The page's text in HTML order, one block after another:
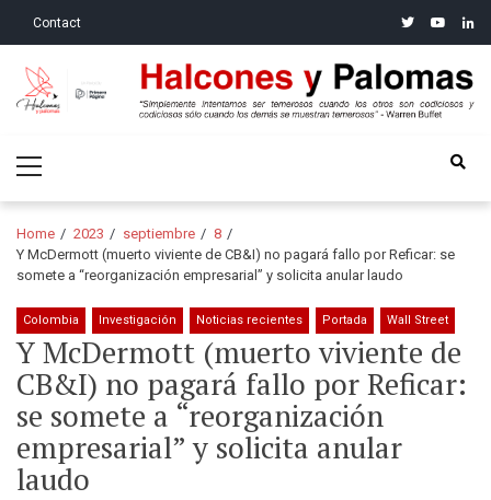
Contact twitteryoutube
Halcones y Palomas
Menu
Home 2023 septiembre
8
Y McDermott (muerto viviente de CB&I) no pagará fallo por Reficar: se
somete a “reorganización empresarial” y solicita anular laudo
Colombia Investigación Noticias recientes Portada Wall Street
Y McDermott (muerto viviente de
CB&I) no pagará fallo por Reficar:
se somete a “reorganización
empresarial” y solicita anular
laudo